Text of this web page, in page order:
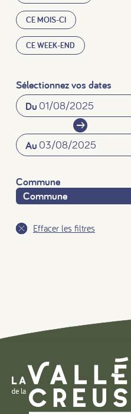
CE MOIS-CI
CE WEEK-END
Sélectionnez vos dates
Du
Au
Commune
Effacer les filtres